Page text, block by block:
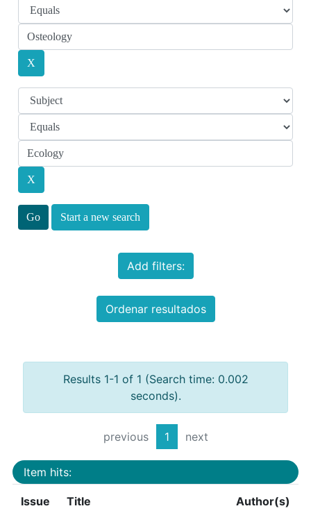
Start a new search
Add filters:
Ordenar resultados
Results 1-1 of 1 (Search time: 0.002
seconds).
previous 1 next
Item hits:
Issue
Title Author(s)